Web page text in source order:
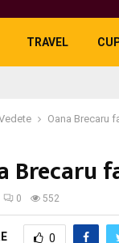
TRAVEL
Oana Brecaru
Brecaru
0 552
0